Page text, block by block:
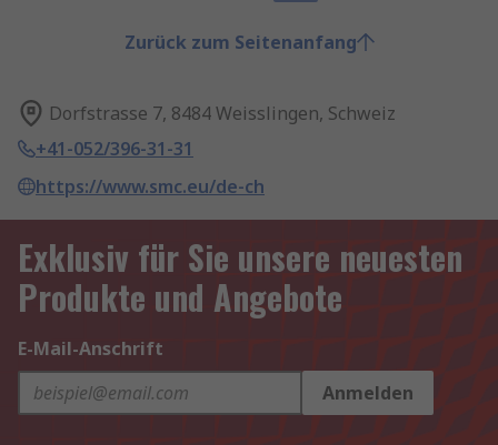
Zurück zum Seitenanfang
Dorfstrasse 7, 8484 Weisslingen, Schweiz
+41-052/396-31-31
https://www.smc.eu/de-ch
Exklusiv für Sie unsere neuesten
Produkte und Angebote
E-Mail-Anschrift
Anmelden